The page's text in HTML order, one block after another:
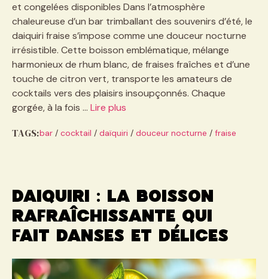
et congelées disponibles Dans l’atmosphère
chaleureuse d’un bar trimballant des souvenirs d’été, le
daiquiri fraise s’impose comme une douceur nocturne
irrésistible. Cette boisson emblématique, mélange
harmonieux de rhum blanc, de fraises fraîches et d’une
touche de citron vert, transporte les amateurs de
cocktails vers des plaisirs insoupçonnés. Chaque
gorgée, à la fois … Lire plus
TAGS:bar/ cocktail / daïquiri / douceur nocturne / fraise
Daiquiri : la boisson
rafraîchissante qui
fait danses et délices